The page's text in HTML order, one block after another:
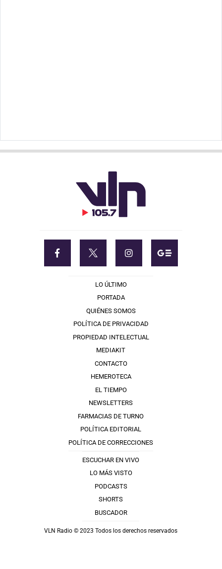
LO ÚLTIMO
PORTADA
QUIÉNES SOMOS
POLÍTICA DE PRIVACIDAD
PROPIEDAD INTELECTUAL
MEDIAKIT
CONTACTO
HEMEROTECA
EL TIEMPO
NEWSLETTERS
FARMACIAS DE TURNO
POLÍTICA EDITORIAL
POLÍTICA DE CORRECCIONES
ESCUCHAR EN VIVO
LO MÁS VISTO
PODCASTS
SHORTS
BUSCADOR
VLN Radio © 2023 Todos los derechos reservados